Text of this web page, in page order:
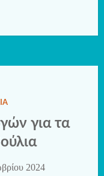
για τα
2024